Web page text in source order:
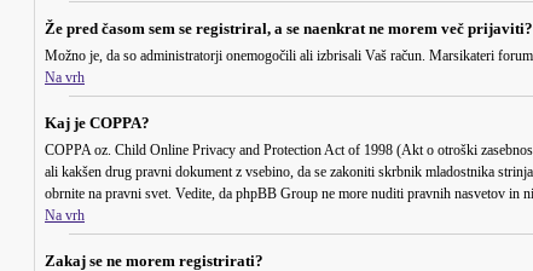
Že pred časom sem se registriral, a se naenkrat ne morem več
Možno je, da so administratorji onemogočili ali izbrisali Vaš račun. Marsikateri
Na vrh
Kaj je COPPA?
COPPA oz. Child Online Privacy and Protection Act of 1998 (Akt o otroški
ali kakšen drug pravni dokument z vsebino, da se zakoniti skrbnik mladostnika
obrnite na pravni svet. Vedite, da phpBB Group ne more nuditi pravnih nasvetov in
Na vrh
Zakaj se ne morem registrirati?